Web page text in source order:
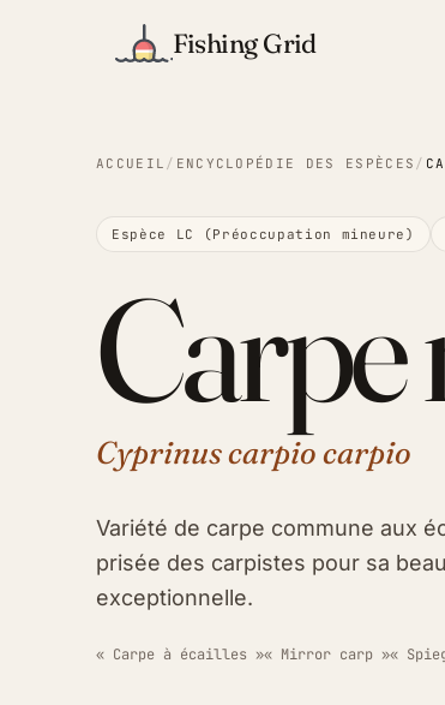
Fishing Grid
ACCUEIL / ENCYCLOPÉDIE DES ESPÈCES /
Espèce LC (Préoccupation mineure)
Cyprinus carpio carpio
Variété de carpe commune aux
prisée des carpistes pour sa
exceptionnelle.
« Carpe à écailles »« Mirror carp »«